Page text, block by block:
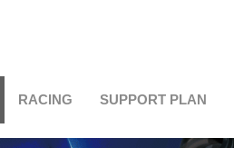
SUPPORT PLAN
RACING